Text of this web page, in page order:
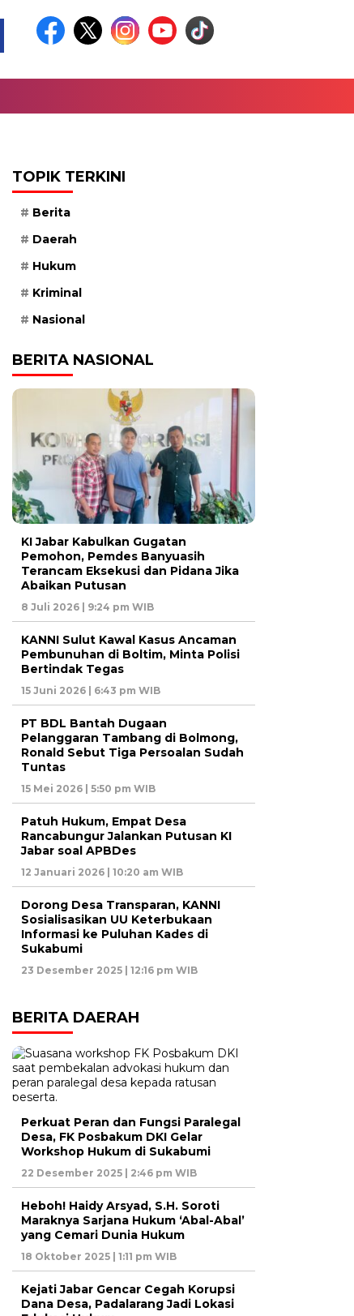
TOPIK TERKINI
Berita
Daerah
Hukum
Kriminal
Nasional
BERITA NASIONAL
KI Jabar Kabulkan Gugatan
Pemohon, Pemdes Banyuasih
Terancam Eksekusi dan Pidana Jika
Abaikan Putusan
8 Juli 2026 | 9:24 pm WIB
KANNI Sulut Kawal Kasus Ancaman
Pembunuhan di Boltim, Minta Polisi
Bertindak Tegas
15 Juni 2026 | 6:43 pm WIB
PT BDL Bantah Dugaan
Pelanggaran Tambang di Bolmong,
Ronald Sebut Tiga Persoalan Sudah
Tuntas
15 Mei 2026 | 5:50 pm WIB
Patuh Hukum, Empat Desa
Rancabungur Jalankan Putusan KI
Jabar soal APBDes
12 Januari 2026 | 10:20 am WIB
Dorong Desa Transparan, KANNI
Sosialisasikan UU Keterbukaan
Informasi ke Puluhan Kades di
Sukabumi
23 Desember 2025 | 12:16 pm WIB
BERITA DAERAH
Perkuat Peran dan Fungsi Paralegal
Desa, FK Posbakum DKI Gelar
Workshop Hukum di Sukabumi
22 Desember 2025 | 2:46 pm WIB
Heboh! Haidy Arsyad, S.H. Soroti
Maraknya Sarjana Hukum ‘Abal-Abal’
yang Cemari Dunia Hukum
18 Oktober 2025 | 1:11 pm WIB
Kejati Jabar Gencar Cegah Korupsi
Dana Desa, Padalarang Jadi Lokasi